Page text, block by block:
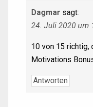
Dagmar sagt:
24. Juli 2020 um
10 von 15 richtig,
Motivations
Antworten